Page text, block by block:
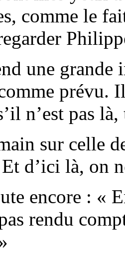
comme le
une grande
prévu.
n’est pas
sur celle
d’ici là, on
encore : «
rendu